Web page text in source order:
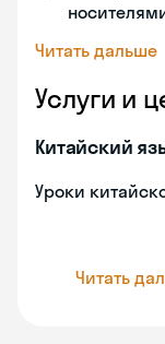
Читать дальше
Услуги и
Китайский
Уроки
Читать